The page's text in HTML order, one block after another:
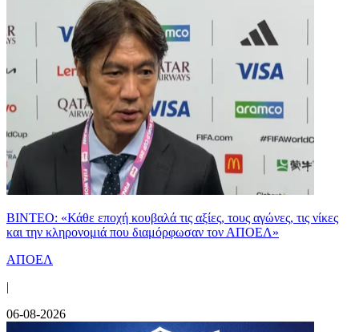
ΒΙΝΤΕΟ: «Κάθε εποχή κουβαλά τις αξίες, τους αγώνες, τις νίκες
και την κληρονομιά που διαμόρφωσαν τον ΑΠΟΕΛ»
ΑΠΟΕΛ
|
06-08-2026